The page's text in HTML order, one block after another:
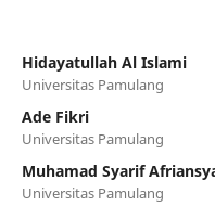
Hidayatullah Al Islami
Universitas Pamulang
Ade Fikri
Universitas Pamulang
Muhamad Syarif
Universitas Pamulang